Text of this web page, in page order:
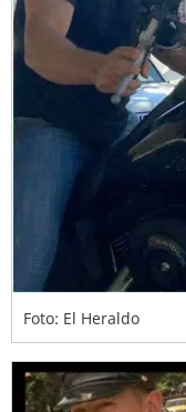
Foto: El Heraldo